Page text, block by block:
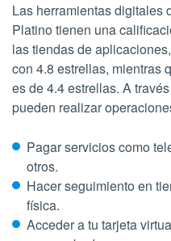
Las herramientas digitales
Platino tienen una
las tiendas de
con 4.8 estrellas, mientras
es de 4.4 estrellas. A
pueden realizar
Pagar servicios como
otros.
Hacer seguimiento en
física.
Acceder a tu tarjeta